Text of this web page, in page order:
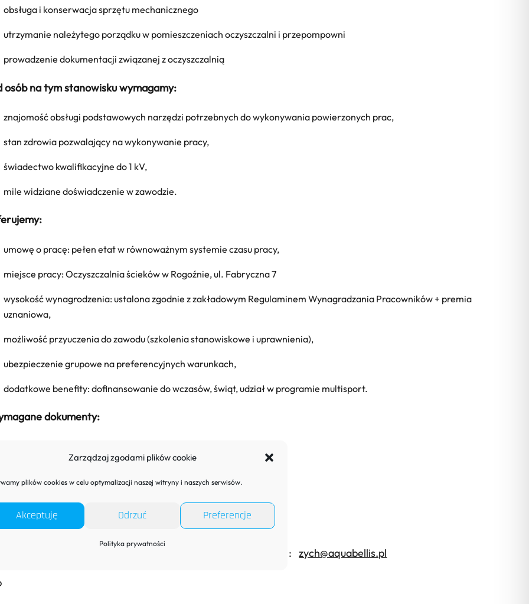
Zarządzaj zgodami plików cookie
plików cookies w celu optymalizacji naszej witryny i naszych serwisów.
Akceptuję Odrzuć Preferencje
Polityka prywatności
obsługa i konserwacja sprzętu mechanicznego
utrzymanie należytego porządku w pomieszczeniach oczyszczalni i przepompowni
prowadzenie dokumentacji związanej z oczyszczalnią
osób na tym stanowisku wymagamy:
znajomość obsługi podstawowych narzędzi potrzebnych do wykonywania powierzonych prac,
stan zdrowia pozwalający na wykonywanie pracy,
świadectwo kwalifikacyjne do 1 kV,
mile widziane doświadczenie w zawodzie.
umowę o pracę: pełen etat w równoważnym systemie czasu pracy,
miejsce pracy: Oczyszczalnia ścieków w Rogoźnie, ul. Fabryczna 7
wysokość wynagrodzenia: ustalona zgodnie z zakładowym Regulaminem Wynagradzania Pracowników + premia
uznaniowa,
możliwość przyuczenia do zawodu (szkolenia stanowiskowe i uprawnienia),
ubezpieczenie grupowe na preferencyjnych warunkach,
dodatkowe benefity: dofinansowanie do wczasów, świąt, udział w programie multisport.
dokumenty:
dokumenty prosimy przesyłać do działu kadr:
, lub Kierownika Działu :zych@aquabellis.pl